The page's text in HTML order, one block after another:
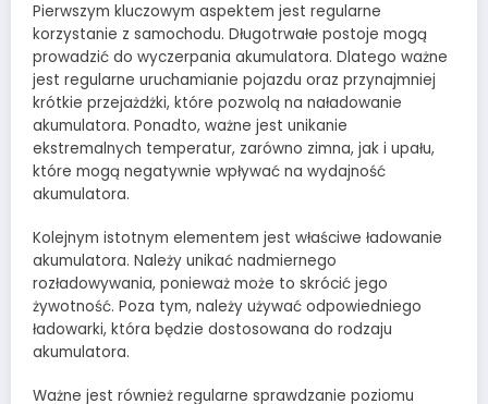
Pierwszym kluczowym aspektem jest regularne
korzystanie z samochodu. Długotrwałe postoje mogą
prowadzić do wyczerpania akumulatora. Dlatego ważne
jest regularne uruchamianie pojazdu oraz przynajmniej
krótkie przejażdżki, które pozwolą na naładowanie
akumulatora. Ponadto, ważne jest unikanie
ekstremalnych temperatur, zarówno zimna, jak i upału,
które mogą negatywnie wpływać na wydajność
akumulatora.
Kolejnym istotnym elementem jest właściwe ładowanie
akumulatora. Należy unikać nadmiernego
rozładowywania, ponieważ może to skrócić jego
żywotność. Poza tym, należy używać odpowiedniego
ładowarki, która będzie dostosowana do rodzaju
akumulatora.
Ważne jest również regularne sprawdzanie poziomu